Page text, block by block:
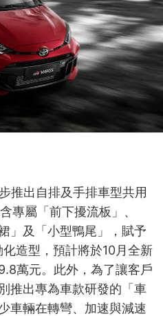
推出自排及手排車型共用
專屬「前下擾流板」、
」及「小型鴨尾」，賦予
造型，預計將於10月全新
萬元。此外，為了讓客戶
推出專為車款研發的「車
車輛在轉彎、加速與減速